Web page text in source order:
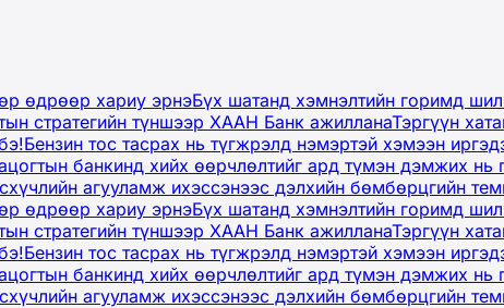
өдрөөр хариу эрнэБүх шатанд хэмнэлтийн горимд
стратегийн түншээр ХААН Банк ажилланаТэргүүн
Бензин тос тасрах нь түгжрэлд нэмэртэй хэмээн
банкинд хийх өөрчлөлтийг ард түмэн дэмжих нь
агууламж ихэссэнээс дэлхийн бөмбөрцгийн
өдрөөр хариу эрнэБүх шатанд хэмнэлтийн горимд
стратегийн түншээр ХААН Банк ажилланаТэргүүн
Бензин тос тасрах нь түгжрэлд нэмэртэй хэмээн
банкинд хийх өөрчлөлтийг ард түмэн дэмжих нь
агууламж ихэссэнээс дэлхийн бөмбөрцгийн